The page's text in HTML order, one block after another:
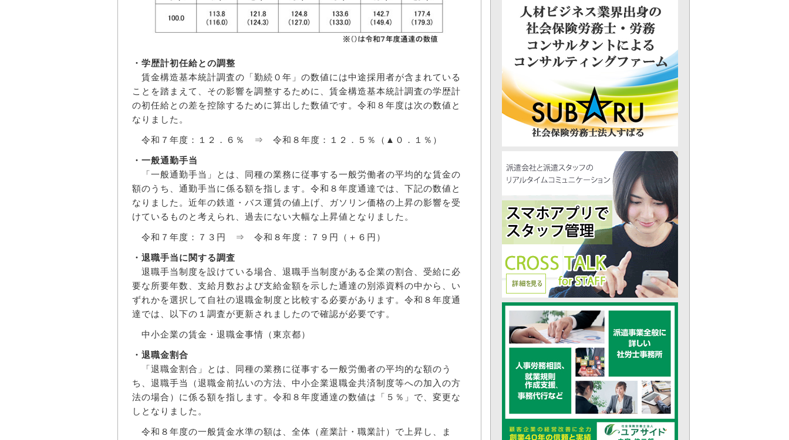
・学歴計初任給との調整
賃金構造基本統計調査の「勤続０年」の数値には中途採用者が含まれている
ことを踏まえて、その影響を調整するために、賃金構造基本統計調査の学歴計
の初任給との差を控除するために算出した数値です。令和８年度は次の数値と
なりました。
令和７年度：１２．６％ ⇒ 令和８年度：１２．５％（▲０．１％）
・一般通勤手当
「一般通勤手当」とは、同種の業務に従事する一般労働者の平均的な賃金の
額のうち、通勤手当に係る額を指します。令和８年度通達では、下記の数値と
なりました。近年の鉄道・バス運賃の値上げ、ガソリン価格の上昇の影響を受
けているものと考えられ、過去にない大幅な上昇値となりました。
令和７年度：７３円 ⇒ 令和８年度：７９円（＋６円）
・退職手当に関する調査
退職手当制度を設けている場合、退職手当制度がある企業の割合、受給に必
要な所要年数、支給月数および支給金額を示した通達の別添資料の中から、い
ずれかを選択して自社の退職金制度と比較する必要があります。令和８年度通
達では、以下の１調査が更新されましたので確認が必要です。
中小企業の賃金・退職金事情（東京都）
・退職金割合
「退職金割合」とは、同種の業務に従事する一般労働者の平均的な額のう
ち、退職手当（退職金前払いの方法、中小企業退職金共済制度等への加入の方
法の場合）に係る額を指します。令和８年度通達の数値は「５％」で、変更な
しとなりました。
令和８年度の一般賃金水準の額は、全体（産業計・職業計）で上昇し、ま